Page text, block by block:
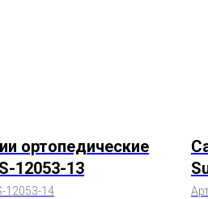
ортопедические
12053-13
12053-14